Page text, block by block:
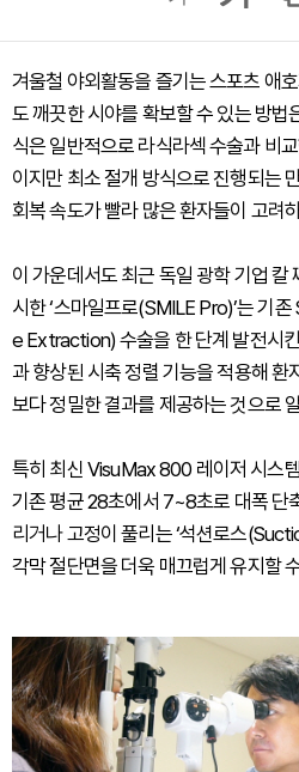
겨울철 야외활동을 즐기는 스포츠 애
도 깨끗한 시야를 확보할 수 있는 방법
식은 일반적으로 라식라섹 수술과 비
이지만 최소 절개 방식으로 진행되는
회복 속도가 빨라 많은 환자들이 고려
이 가운데서도 최근 독일 광학 기업 칼
시한 ‘스마일프로(SMILE Pro)’는 기
e Extraction) 수술을 한 단계 발전시
과 향상된 시축 정렬 기능을 적용해 환
보다 정밀한 결과를 제공하는 것으로
특히 최신 VisuMax 800 레이저 시스
기존 평균 28초에서 7~8초로 대폭 단
리거나 고정이 풀리는 ‘석션로스
각막 절단면을 더욱 매끄럽게 유지할